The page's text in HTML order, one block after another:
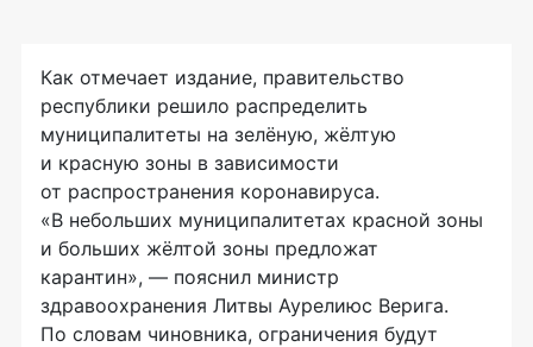
Как отмечает издание, правительство
республики решило распределить
муниципалитеты на зелёную, жёлтую
и красную зоны в зависимости
от распространения коронавируса.
«В небольших муниципалитетах красной зоны
и больших жёлтой зоны предложат
карантин», — пояснил министр
здравоохранения Литвы Аурелиюс Верига.
По словам чиновника, ограничения будут